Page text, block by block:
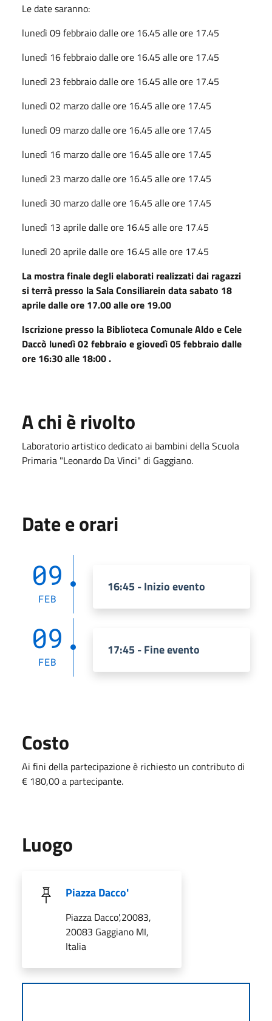
Le date saranno:
lunedì 09 febbraio dalle ore 16.45 alle ore 17.45
lunedì 16 febbraio dalle ore 16.45 alle ore 17.45
lunedì 23 febbraio dalle ore 16.45 alle ore 17.45
lunedì 02 marzo dalle ore 16.45 alle ore 17.45
lunedì 09 marzo dalle ore 16.45 alle ore 17.45
lunedì 16 marzo dalle ore 16.45 alle ore 17.45
lunedì 23 marzo dalle ore 16.45 alle ore 17.45
lunedì 30 marzo dalle ore 16.45 alle ore 17.45
lunedì 13 aprile dalle ore 16.45 alle ore 17.45
lunedì 20 aprile dalle ore 16.45 alle ore 17.45
La mostra finale degli elaborati realizzati dai ragazzi
si terrà presso la Sala Consiliarein data sabato 18
aprile dalle ore 17.00 alle ore 19.00
Iscrizione presso la Biblioteca Comunale Aldo e Cele
Daccò lunedì 02 febbraio e giovedì 05 febbraio dalle
ore 16:30 alle 18:00 .
A chi è rivolto
Laboratorio artistico dedicato ai bambini della Scuola
Primaria "Leonardo Da Vinci" di Gaggiano.
Date e orari
09
FEB
16:45 - Inizio evento
09
FEB
17:45 - Fine evento
Costo
Ai fini della partecipazione è richiesto un contributo di
€ 180,00 a partecipante.
Luogo
Piazza Dacco'
Piazza Dacco',20083,
20083 Gaggiano MI,
Italia